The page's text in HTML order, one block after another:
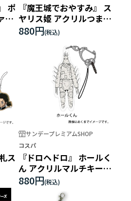
ポ
イ
『魔王城でおやすみ』 ス
ヤリス姫 アクリルつまま
れ
880円
ス
サンデープレミアムSHOP
コスパ
『ドロヘドロ』 ホールく
ん アクリルマルチキーホ
ルダー
880円